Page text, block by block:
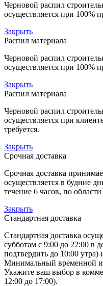
Черновой распил
осуществляется при 100%
Закрыть
Распил материала
Черновой распил
осуществляется при 100%
Закрыть
Распил материала
Черновой распил
осуществляется при
требуется.
Закрыть
Срочная доставка
Срочная доставка
осуществляется в будние
течение 6 часов, по
Закрыть
Стандартная доставка
Стандартная доставка
субботам с 9:00 до 22:00 в
подтвердить до 10:00
Минимальный временной
Укажите ваш выбор в
12:00 до 17:00).